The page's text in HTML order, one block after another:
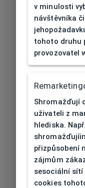
v minulosti
návštěvníka
tohoto druhu
provozovatel
Shromažďují
uživateli z
hlediska. Např.
přizpůsobení
zájmům
sesociální sítí
cookies